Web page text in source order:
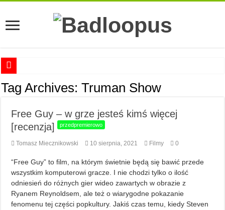
Anna Romaszkan – Praca w prosektorium nie pomaga oswoić się ze
Najlepsze mangi dla dorosłych
Najciekawsze zapowiedzi komiksowe na 2023 rok
Tag Archives:Truman Show
Free Guy – w grze jesteś kimś więcej
[recenzja]
przedpremierowo
Tomasz Miecznikowski 10 sierpnia, 2021 Filmy 0
“Free Guy” to film, na którym świetnie będą się bawić przede
wszystkim komputerowi gracze. I nie chodzi tylko o ilość
odniesień do różnych gier wideo zawartych w obrazie z
Ryanem Reynoldsem, ale też o wiarygodne pokazanie
fenomenu tej części popkultury. Jakiś czas temu, kiedy Steven